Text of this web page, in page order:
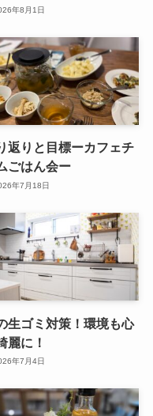
年8月1日
返りと目標ーカフェチ
ごはん会ー
年7月18日
生ゴミ対策！環境も心
麗に！
年7月4日